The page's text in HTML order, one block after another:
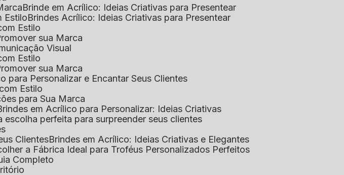
Brinde em Acrílico: Ideias Criativas para Presentear
Estilo
Brindes Acrílico: Ideias Criativas para Presentear
Estilo
sua Marca
Visual
Estilo
sua Marca
para Personalizar e Encantar Seus Clientes
Estilo
para Sua Marca
Brindes em Acrílico para Personalizar: Ideias Criativas
escolha perfeita para surpreender seus clientes
Clientes
Brindes em Acrílico: Ideias Criativas e Elegantes
a Fábrica Ideal para Troféus Personalizados Perfeitos
Completo